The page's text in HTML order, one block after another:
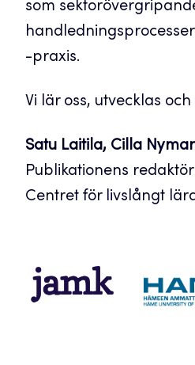
som
-praxis.
Vi lär oss, utvecklas
Satu Laitila, Cilla
Publikationens
Centret för livslångt